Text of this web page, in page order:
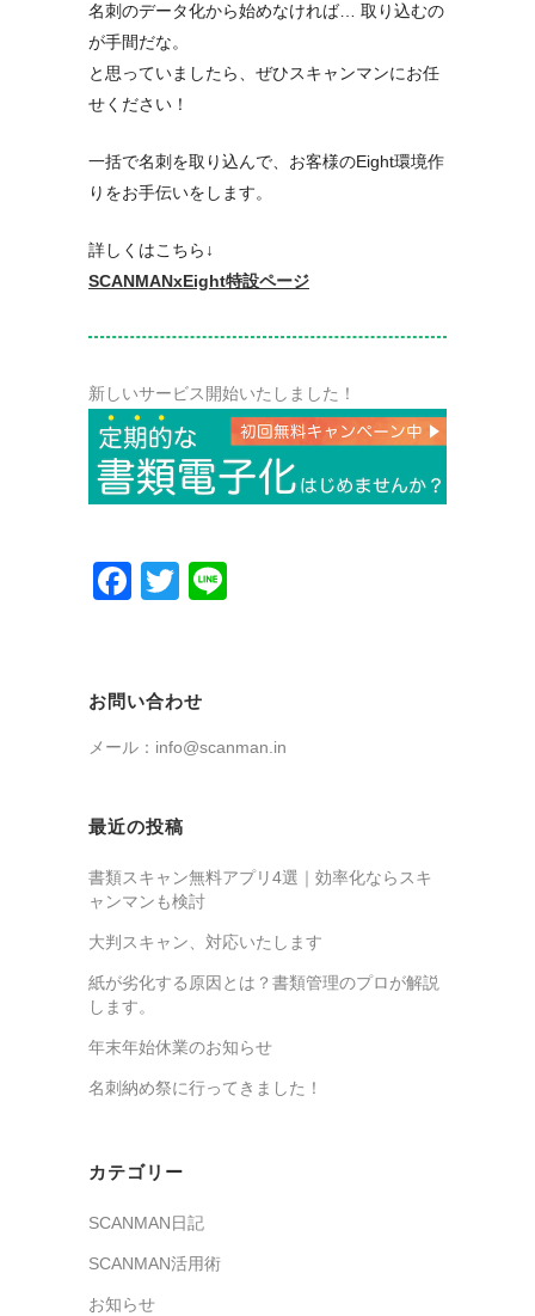
名刺のデータ化から始めなければ… 取り込むの
が手間だな。
と思っていましたら、ぜひスキャンマンにお任
せください！
一括で名刺を取り込んで、お客様のEight環境作
りをお手伝いをします。
詳しくはこちら↓
SCANMANxEight特設ページ
新しいサービス開始いたしました！
Facebook
Twitter
お問い合わせ
メール：info@scanman.in
最近の投稿
書類スキャン無料アプリ4選｜効率化ならスキ
ャンマンも検討
大判スキャン、対応いたします
紙が劣化する原因とは？書類管理のプロが解説
します。
年末年始休業のお知らせ
名刺納め祭に行ってきました！
カテゴリー
SCANMAN日記
SCANMAN活用術
お知らせ